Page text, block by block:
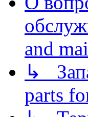
and
↳
parts